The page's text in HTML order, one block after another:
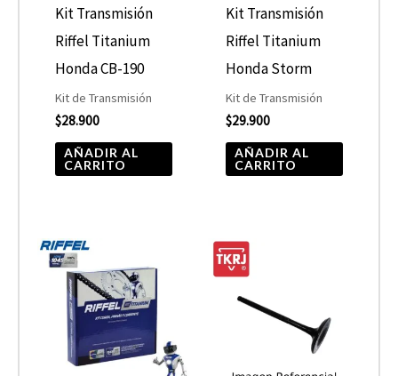
Kit Transmisión
Riffel Titanium
Honda CB-190
Kit de Transmisión
$28.900
AÑADIR AL
CARRITO
Kit Transmisión
Riffel Titanium
Honda Storm
Kit de Transmisión
$29.900
AÑADIR AL
CARRITO